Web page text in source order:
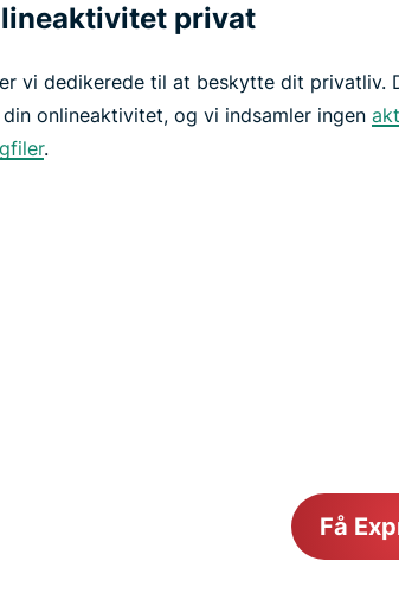
privat
er vi dedikerede til at beskytte dit privatliv.
onlineaktivitet, og vi indsamler ingen
.
Få